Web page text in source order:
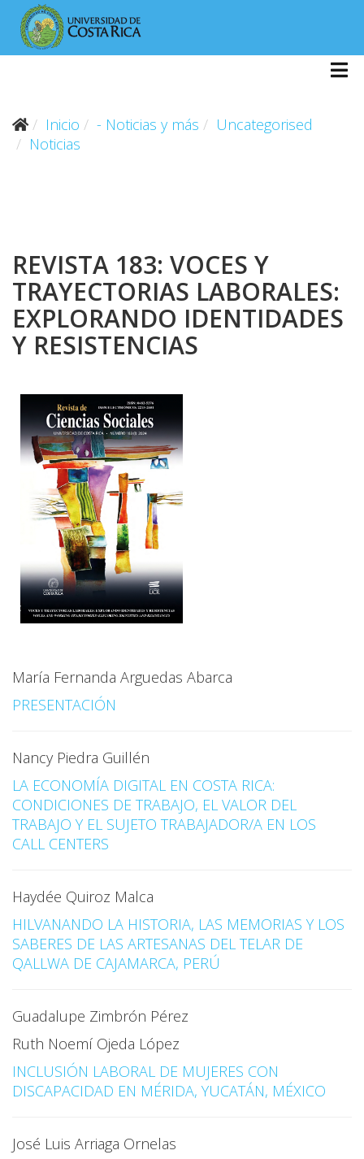
Inicio - Noticias y más
Uncategorised
Noticias
REVISTA 183: VOCES Y
TRAYECTORIAS LABORALES:
EXPLORANDO IDENTIDADES
Y RESISTENCIAS
María Fernanda Arguedas Abarca
PRESENTACIÓN
Nancy Piedra Guillén
LA ECONOMÍA DIGITAL EN COSTA RICA:
CONDICIONES DE TRABAJO, EL VALOR DEL
TRABAJO Y EL SUJETO TRABAJADOR/A EN LOS
CALL CENTERS
Haydée Quiroz Malca
HILVANANDO LA HISTORIA, LAS MEMORIAS Y LOS
SABERES DE LAS ARTESANAS DEL TELAR DE
QALLWA DE CAJAMARCA, PERÚ
Guadalupe Zimbrón Pérez
Ruth Noemí Ojeda López
INCLUSIÓN LABORAL DE MUJERES CON
DISCAPACIDAD EN MÉRIDA, YUCATÁN, MÉXICO
José Luis Arriaga Ornelas